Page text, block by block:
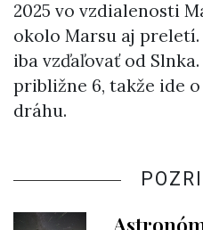
2025 vo vzdialenosti
okolo Marsu aj preletí.
iba vzďaľovať od
približne 6, takže ide
dráhu.